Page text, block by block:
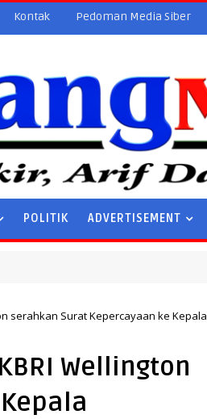
Kontak Pedoman Media Siber
POLITIK ADVERTISEMENT
serahkan Surat Kepercayaan ke Kepala
Wellington